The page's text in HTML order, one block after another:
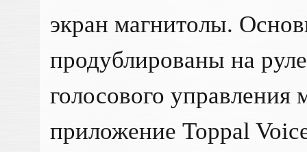
экран магнитолы.
продублированы на
голосового управления
приложение Toppal